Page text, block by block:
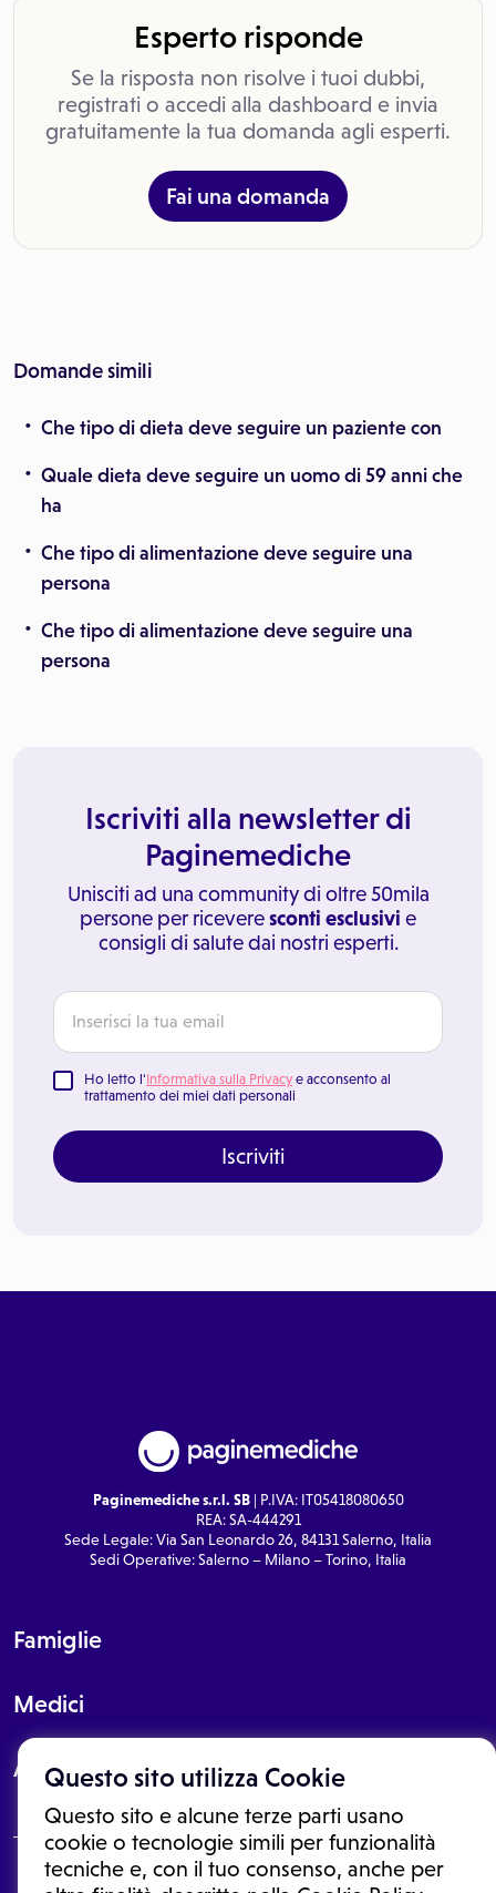
Questo sito utilizza Cookie
Questo sito e alcune terze parti usano
cookie o tecnologie simili per funzionalità
tecniche e, con il tuo consenso, anche per
Esperto risponde
Se la risposta non risolve i tuoi dubbi,
registrati o accedi alla dashboard e invia
gratuitamente la tua domanda agli esperti.
Fai una domanda
Domande simili
Che tipo di dieta deve seguire un paziente con
Quale dieta deve seguire un uomo di 59 anni che
ha
Che tipo di alimentazione deve seguire una
persona
Che tipo di alimentazione deve seguire una
persona
Iscriviti alla newsletter di
Paginemediche
Unisciti ad una community di oltre 50mila
persone per riceveresconti esclusivi e
consigli di salute dai nostri esperti.
Ho letto l'Informativa sulla Privacy e acconsento al
trattamento dei miei dati personali
Iscriviti
Paginemediche s.r.l. SB| P.IVA: IT05418080650
REA: SA-444291
Sede Legale: Via San Leonardo 26, 84131 Salerno, Italia
Sedi Operative: Salerno – Milano – Torino, Italia
Famiglie
Medici
About
Le informazioni proposte in questo sito non sono un consulto medico.